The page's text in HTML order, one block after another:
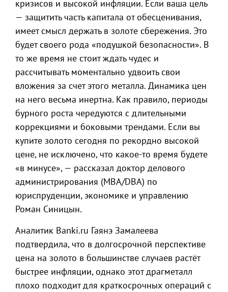
кризисов и высокой инфляции. Если ваша цель
— защитить часть капитала от обесценивания,
имеет смысл держать в золоте сбережения. Это
будет своего рода «подушкой безопасности». В
то же время не стоит ждать чудес и
рассчитывать моментально удвоить свои
вложения за счет этого металла. Динамика цен
на него весьма инертна. Как правило, периоды
бурного роста чередуются с длительными
коррекциями и боковыми трендами. Если вы
купите золото сегодня по рекордно высокой
цене, не исключено, что какое-то время будете
«в минусе», — рассказал доктор делового
администрирования (MBA/DBA) по
юриспруденции, экономике и управлению
Роман Синицын.
Аналитик Banki.ru Гаянэ Замалеева
подтвердила, что в долгосрочной перспективе
цена на золото в большинстве случаев растёт
быстрее инфляции, однако этот драгметалл
плохо подходит для краткосрочных операций с